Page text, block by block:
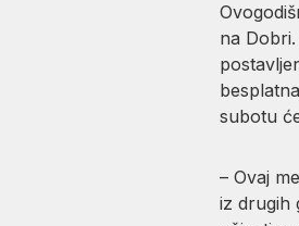
na
subotu
– Ovaj
iz drugih